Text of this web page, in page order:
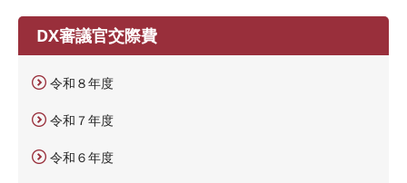
DX審議官交際費
令和８年度
令和７年度
令和６年度